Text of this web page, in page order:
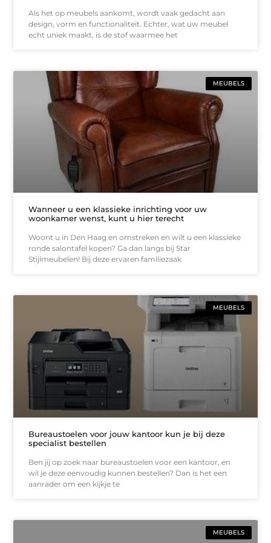
Als het op meubels aankomt, wordt vaak gedacht aan
design, vorm en functionaliteit. Echter, wat uw meubel
echt uniek maakt, is de stof waarmee het
MEUBELS
Wanneer u een klassieke inrichting voor uw
woonkamer wenst, kunt u hier terecht
Woont u in Den Haag en omstreken en wilt u een klassieke
ronde salontafel kopen? Ga dan langs bij Star
Stijlmeubelen! Bij deze ervaren familiezaak
MEUBELS
Bureaustoelen voor jouw kantoor kun je bij deze
specialist bestellen
Ben jij op zoek naar bureaustoelen voor een kantoor, en
wil je deze eenvoudig kunnen bestellen? Dan is het een
aanrader om een kijkje te
MEUBELS